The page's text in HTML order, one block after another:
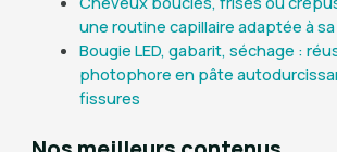
une routine capillaire adaptée à
Bougie LED, gabarit, séchage :
photophore en pâte
fissures